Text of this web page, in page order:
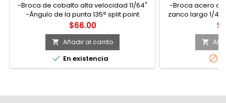
-Broca de cobalto alta velocidad 11/64"
-Ángulo de la punta 135° split point
Precio
$66.00
 Añadir al carrito
 En existencia
-Broca acero
zanco largo 1/4"
acero de alta
largo 1/4" -
zanco largo 1/
acero m2

